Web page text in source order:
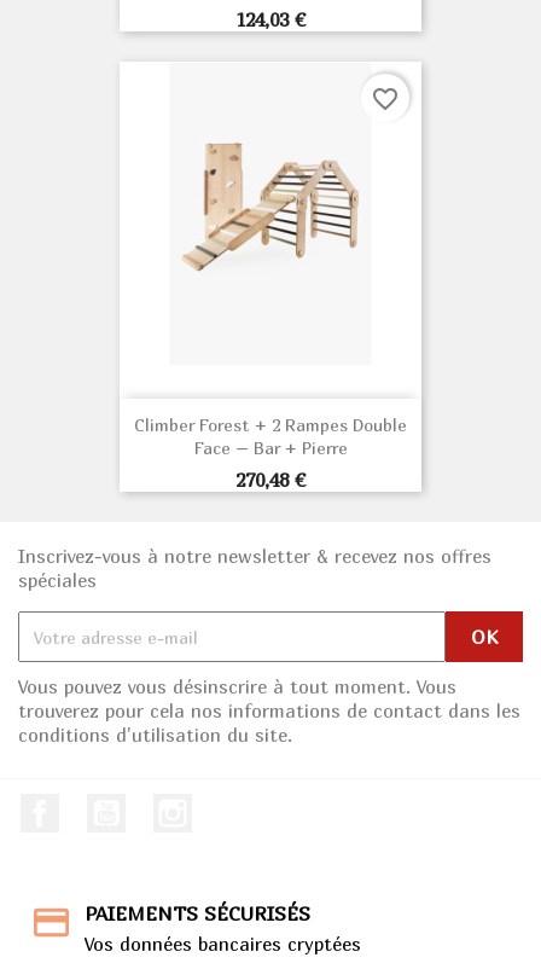
Prix
124,03 €
Climber Forest + 2 Rampes Double
Face – Bar + Pierre
Prix
270,48 €
favorite_border
Inscrivez-vous à notre newsletter & recevez nos offres
spéciales
Vous pouvez vous désinscrire à tout moment. Vous
trouverez pour cela nos informations de contact dans les
conditions d'utilisation du site.
PAIEMENTS SÉCURISÉS
Vos données bancaires cryptées